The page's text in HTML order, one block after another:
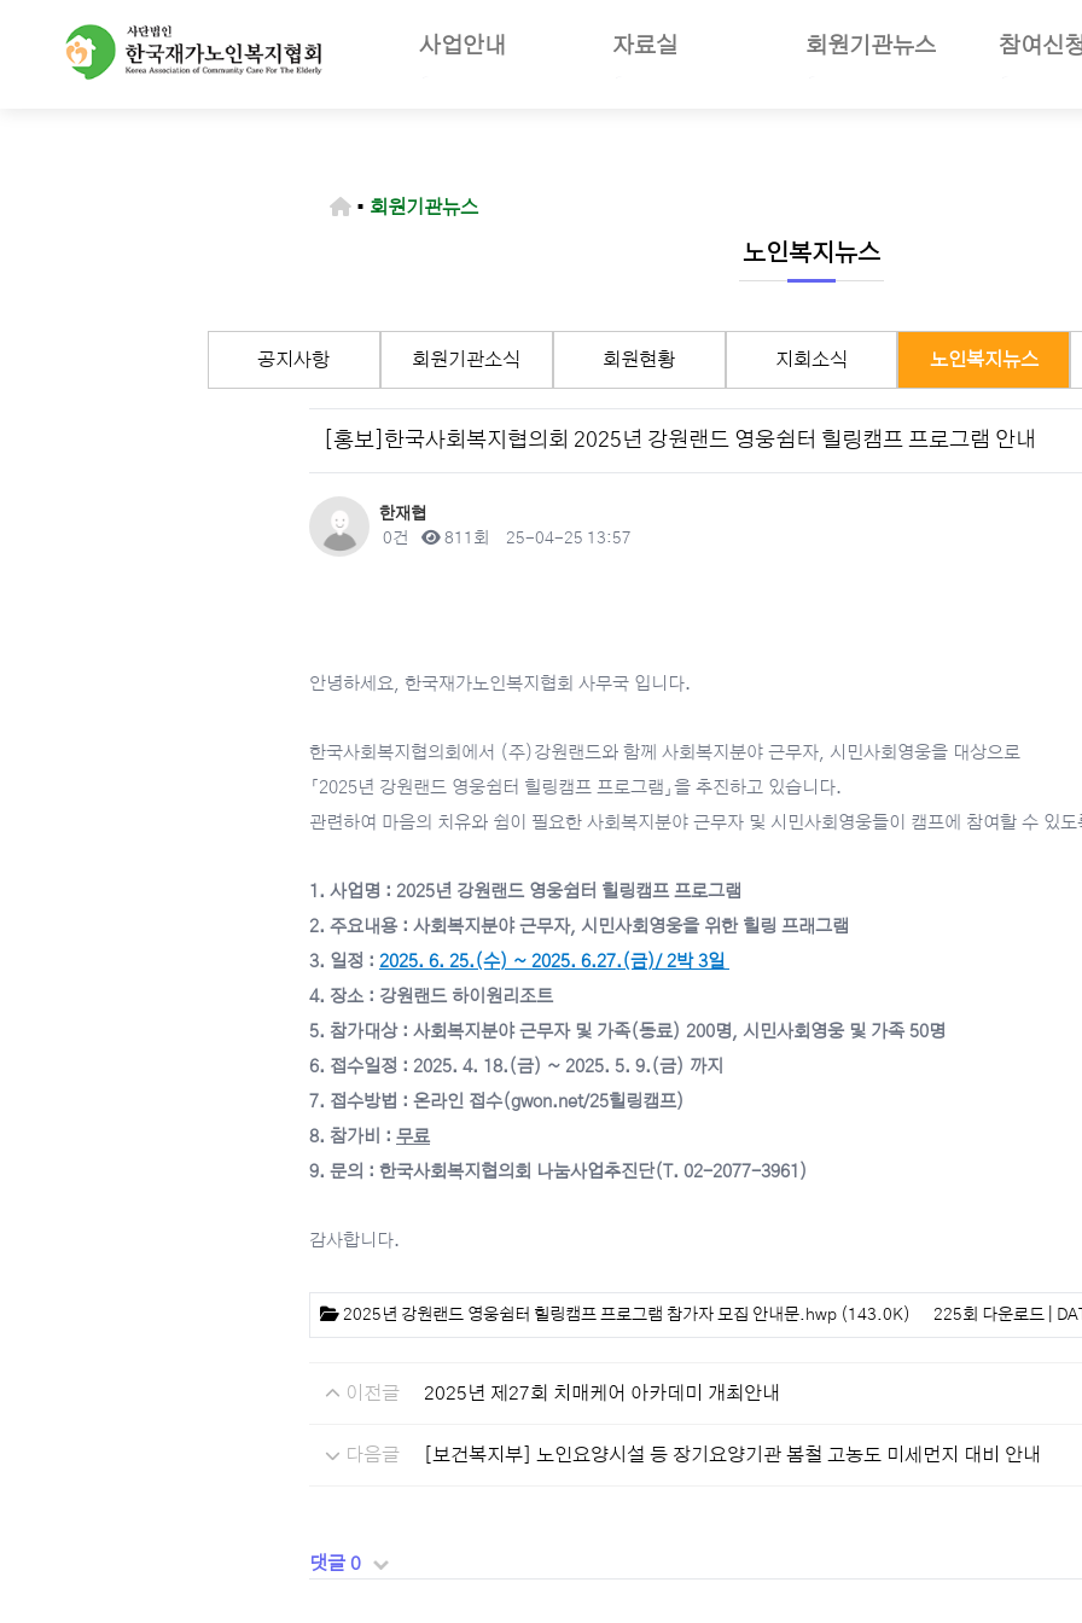
사업안내
등급판정기준및절차안내
자료실
서식자료
도서자료
기타자료
기관회원관리
회원기관뉴스
노인복지뉴스
월별일정
구인구직
참여신
▪ 회원기관뉴스
노인복지뉴스
공지사항 회원기관소식 회원현황 지회소식 노인복지뉴스
[홍보]한국사회복지협의회 2025년 강원랜드 영웅쉼터 힐링캠프 프로그램 안내
작성자
한재협
댓글
0건 조회811회 작성일
25-04-25 13:57
안녕하세요, 한국재가노인복지협회 사무국 입니다.
한국사회복지협의회에서 (주)강원랜드와 함께 사회복지분야 근무자, 시민사회영웅을 대상으로
「2025년 강원랜드 영웅쉼터 힐링캠프 프로그램」을 추진하고 있습니다.
관련하여 마음의 치유와 쉼이 필요한 사회복지분야 근무자 및 시민사회영웅들이 캠프에 참여할 수 있
1. 사업명 : 2025년 강원랜드 영웅쉼터 힐링캠프 프로그램
2. 주요내용 : 사회복지분야 근무자, 시민사회영웅을 위한 힐링 프래그램
3. 일정 : 2025. 6. 25.(수) ~ 2025. 6.27.(금)/ 2박 3일
4. 장소 : 강원랜드 하이원리조트
5. 참가대상 : 사회복지분야 근무자 및 가족(동료) 200명, 시민사회영웅 및 가족 50명
6. 접수일정 : 2025. 4. 18.(금) ~ 2025. 5. 9.(금) 까지
7. 접수방법 : 온라인 접수(gwon.net/25힐링캠프)
8. 참가비 : 무료
9. 문의 : 한국사회복지협의회 나눔사업추진단(T. 02-2077-3961)
감사합니다.
첨부파일
2025년 강원랜드 영웅쉼터 힐링캠프 프로그램 참가자 모집 안내문.hwp (143.0K) 225회 다운로드 |
이전글 2025년 제27회 치매케어 아카데미 개최안내
다음글 [보건복지부] 노인요양시설 등 장기요양기관 봄철 고농도 미세먼지 대비 안내
댓글 0